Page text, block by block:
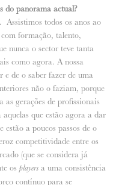
do panorama actual?
todos os anos ao
formação, talento,
nunca o sector teve tanta
como agora. A nossa
e de o saber fazer de uma
não o faziam, porque
gerações de profissionais
que estão agora a dar
estão a poucos passos de o
competitividade entre os
(que se considera já
os playersa uma consistência
contínuo para se